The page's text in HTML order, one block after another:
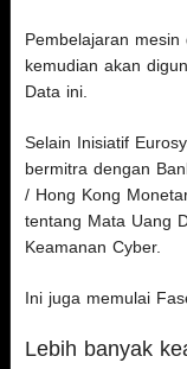
Pembelajaran
kemudian akan
Data ini.
Selain Inisiatif
bermitra dengan
/ Hong Kong
tentang Mata Uang
Keamanan Cyber.
Ini juga memulai
Lebih banyak